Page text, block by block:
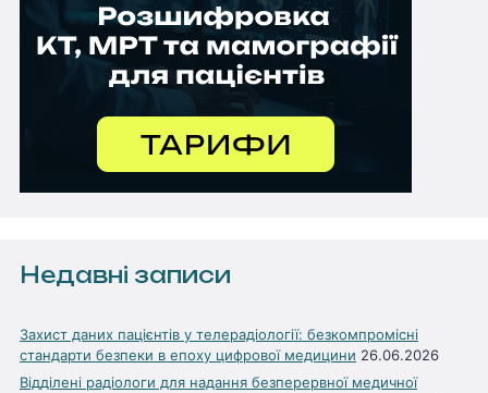
Недавні записи
Захист даних пацієнтів у телерадіології: безкомпромісні
стандарти безпеки в епоху цифрової медицини 26.06.2026
Відділені радіологи для надання безперервної медичної